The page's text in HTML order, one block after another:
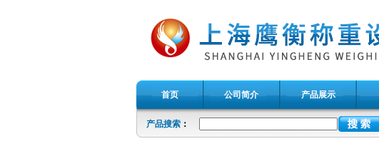
首页 公司简介 产品展示
产品搜索 ：